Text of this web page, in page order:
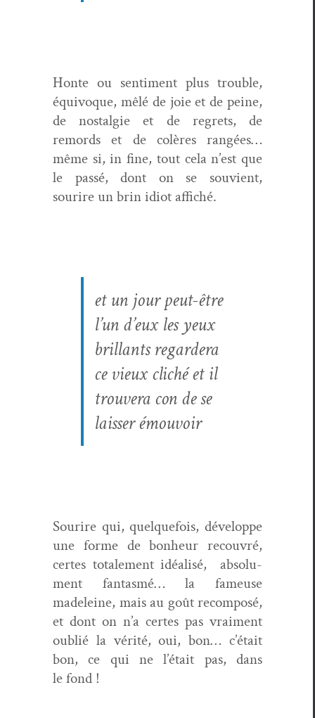
Honte ou sen­ti­ment plus trou­ble,
équiv­oque, mêlé de joie et de peine,
de nos­tal­gie et de regrets, de
remords et de colères rangées…
même si, in fine, tout cela n’est que
le passé, dont on se sou­vient,
sourire un brin idiot affiché.
et un jour peut-être
l’un d’eux les yeux
bril­lants regardera
ce vieux cliché et il
trou­vera con de se
laiss­er émouvoir
Sourire qui, quelque­fois, développe
une forme de bon­heur recou­vré,
certes totale­ment idéal­isé, absol­u­
ment fan­tas­mé… la fameuse
madeleine, mais au goût recom­posé,
et dont on n’a certes pas vrai­ment
oublié la vérité, oui, bon… c’était
bon, ce qui ne l’était pas, dans
le fond !